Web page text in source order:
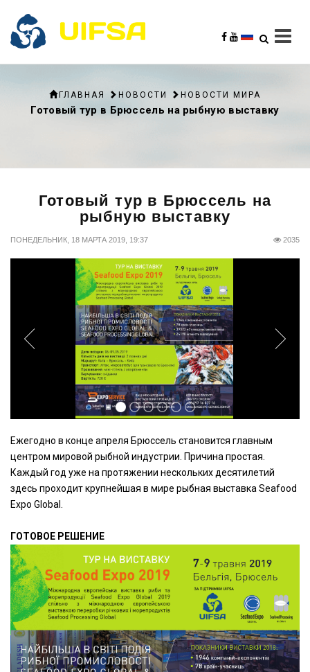
ГЛАВНАЯ НОВОСТИ НОВОСТИ МИРА
Готовый тур в Брюссель на рыбную выставку
Готовый тур в Брюссель на
рыбную выставку
ПОНЕДЕЛЬНИК, 18 МАРТА 2019, 19:37 2035
Ежегодно в конце апреля Брюссель становится главным
центром мировой рыбной индустрии. Причина простая.
Каждый год уже на протяжении нескольких десятилетий
здесь проходит крупнейшая в мире рыбная выставка Seafood
Expo Global.
ГОТОВОЕ РЕШЕНИЕ